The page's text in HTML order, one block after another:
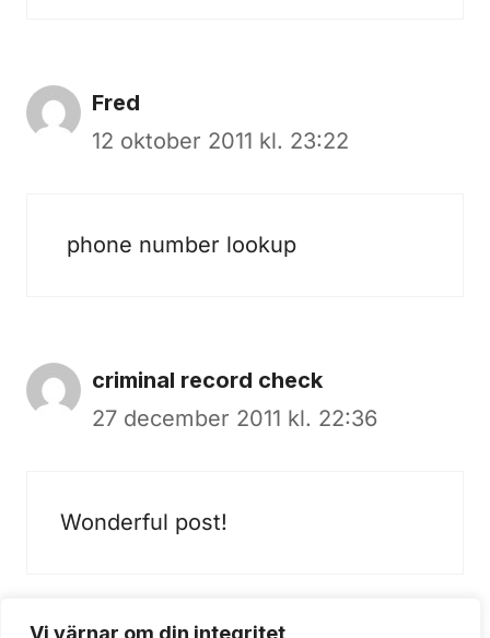
Vi värnar om din integritet
Fred
12 oktober 2011 kl. 23:22
phone number lookup
criminal record check
27 december 2011 kl. 22:36
Wonderful post!